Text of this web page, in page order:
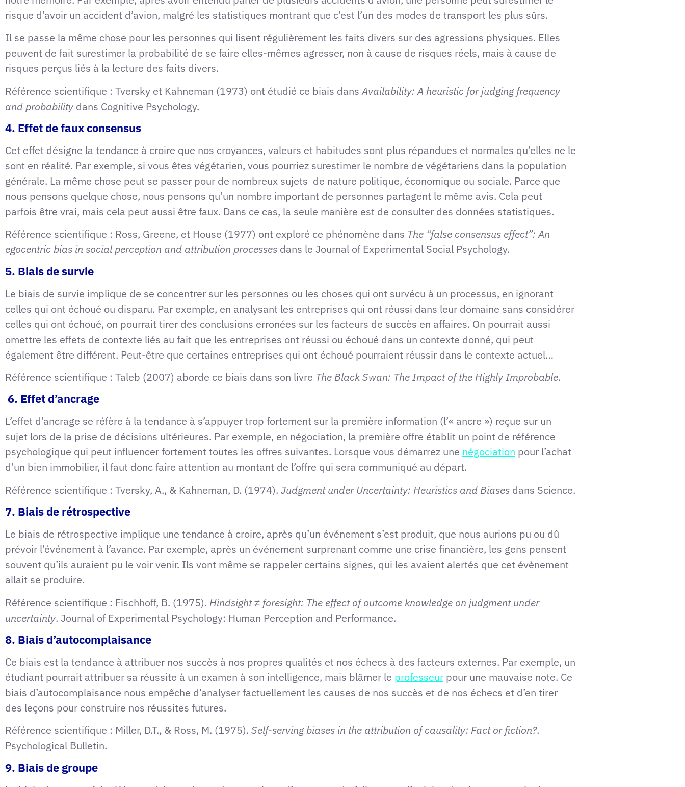
risque d’avoir un accident d’avion, malgré les statistiques montrant que c’est l’un des modes de transport les plus sûrs.
Il se passe la même chose pour les personnes qui lisent régulièrement les faits divers sur des agressions physiques. Elles
peuvent de fait surestimer la probabilité de se faire elles-mêmes agresser, non à cause de risques réels, mais à cause de
risques perçus liés à la lecture des faits divers.
Référence scientifique : Tversky et Kahneman (1973) ont étudié ce biais dansAvailability: A heuristic for judging frequency
and probability dans Cognitive Psychology.
4. Effet de faux consensus
Cet effet désigne la tendance à croire que nos croyances, valeurs et habitudes sont plus répandues et normales qu’elles ne le
sont en réalité. Par exemple, si vous êtes végétarien, vous pourriez surestimer le nombre de végétariens dans la population
générale. La même chose peut se passer pour de nombreux sujets de nature politique, économique ou sociale. Parce que
nous pensons quelque chose, nous pensons qu’un nombre important de personnes partagent le même avis. Cela peut
parfois être vrai, mais cela peut aussi être faux. Dans ce cas, la seule manière est de consulter des données statistiques.
Référence scientifique : Ross, Greene, et House (1977) ont exploré ce phénomène dans The “false consensus effect”: An
egocentric bias in social perception and attribution processes dans le Journal of Experimental Social Psychology.
5. Biais de survie
Le biais de survie implique de se concentrer sur les personnes ou les choses qui ont survécu à un processus, en ignorant
celles qui ont échoué ou disparu. Par exemple, en analysant les entreprises qui ont réussi dans leur domaine sans considérer
celles qui ont échoué, on pourrait tirer des conclusions erronées sur les facteurs de succès en affaires. On pourrait aussi
omettre les effets de contexte liés au fait que les entreprises ont réussi ou échoué dans un contexte donné, qui peut
également être différent. Peut-être que certaines entreprises qui ont échoué pourraient réussir dans le contexte actuel…
Référence scientifique : Taleb (2007) aborde ce biais dans son livre The Black Swan: The Impact of the Highly Improbable.
6. Effet d’ancrage
L’effet d’ancrage se réfère à la tendance à s’appuyer trop fortement sur la première information (l’« ancre ») reçue sur un
sujet lors de la prise de décisions ultérieures. Par exemple, en négociation, la première offre établit un point de référence
psychologique qui peut influencer fortement toutes les offres suivantes. Lorsque vous démarrez une négociation pour l’achat
d’un bien immobilier, il faut donc faire attention au montant de l’offre qui sera communiqué au départ.
Référence scientifique : Tversky, A., & Kahneman, D. (1974). Judgment under Uncertainty: Heuristics and Biases dans Science.
7. Biais de rétrospective
Le biais de rétrospective implique une tendance à croire, après qu’un événement s’est produit, que nous aurions pu ou dû
prévoir l’événement à l’avance. Par exemple, après un événement surprenant comme une crise financière, les gens pensent
souvent qu’ils auraient pu le voir venir. Ils vont même se rappeler certains signes, qui les avaient alertés que cet évènement
allait se produire.
Référence scientifique : Fischhoff, B. (1975). Hindsight ≠ foresight: The effect of outcome knowledge on judgment under
uncertainty. Journal of Experimental Psychology: Human Perception and Performance.
8. Biais d’autocomplaisance
Ce biais est la tendance à attribuer nos succès à nos propres qualités et nos échecs à des facteurs externes. Par exemple, un
étudiant pourrait attribuer sa réussite à un examen à son intelligence, mais blâmer le professeur pour une mauvaise note. Ce
biais d’autocomplaisance nous empêche d’analyser factuellement les causes de nos succès et de nos échecs et d’en tirer
des leçons pour construire nos réussites futures.
Référence scientifique : Miller, D.T., & Ross, M. (1975). Self-serving biases in the attribution of causality: Fact or fiction?.
Psychological Bulletin.
9. Biais de groupe